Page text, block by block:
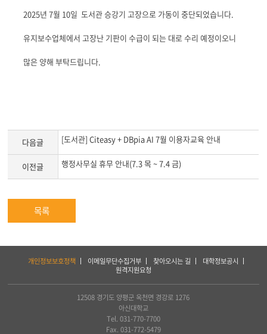
글
문
2025년 7월 10일 도서관 승강기 고장으로 가동이 중단되었습니다.
유지보수업체에서 고장난 기판이 수급이 되는 대로 수리 예정이오니
많은 양해 부탁드립니다.
다음글 [도서관] Citeasy + DBpia AI 7월 이용자교육 안내
이전글 행정사무실 휴무 안내(7.3 목 ~ 7.4 금)
목록
개인정보보호정책 이메일무단수집거부 찾아오시는 길
대학정보공시
원격지원요청
12508 경기도 양평군 옥천면 경강로 1276
아신대학교
Tel. 031-770-7700
Fax. 031-772-5479